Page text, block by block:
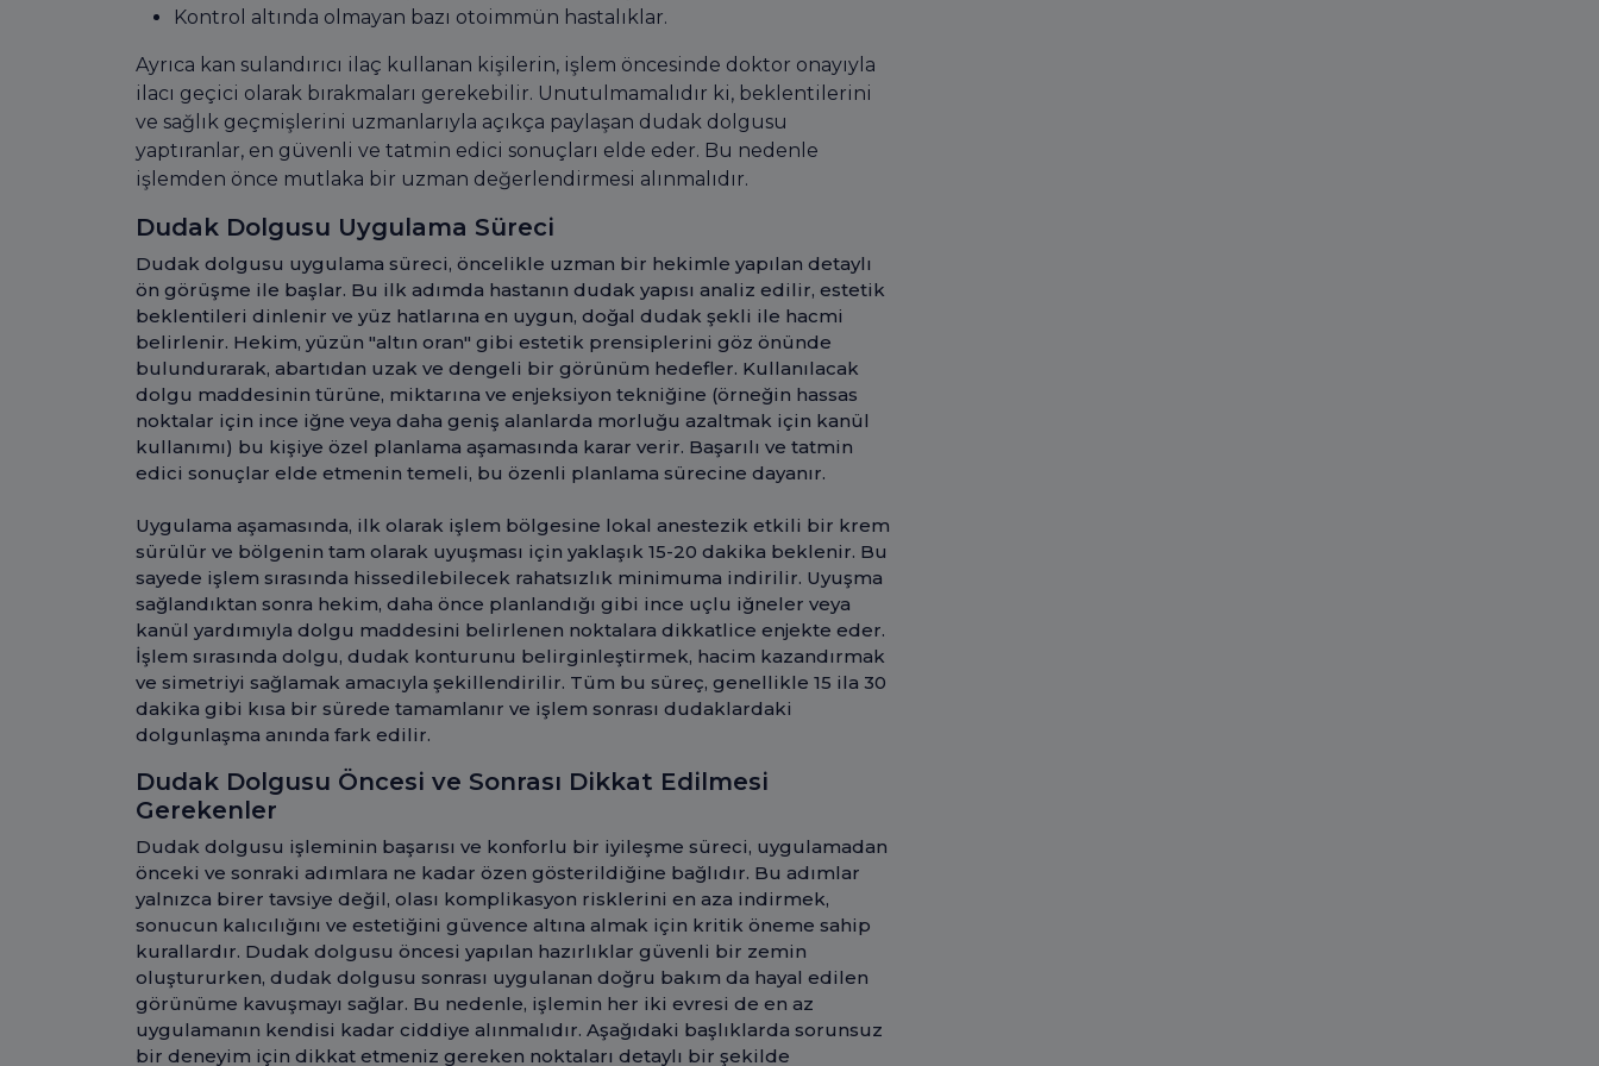
Kontrol altında olmayan bazı otoimmün hastalıklar.
Ayrıca kan sulandırıcı ilaç kullanan kişilerin, işlem öncesinde doktor onayıyla
ilacı geçici olarak bırakmaları gerekebilir. Unutulmamalıdır ki, beklentilerini
ve sağlık geçmişlerini uzmanlarıyla açıkça paylaşan dudak dolgusu
yaptıranlar, en güvenli ve tatmin edici sonuçları elde eder. Bu nedenle
işlemden önce mutlaka bir uzman değerlendirmesi alınmalıdır.
Dudak Dolgusu Uygulama Süreci
Dudak dolgusu uygulama süreci, öncelikle uzman bir hekimle yapılan detaylı
ön görüşme ile başlar. Bu ilk adımda hastanın dudak yapısı analiz edilir, estetik
beklentileri dinlenir ve yüz hatlarına en uygun, doğal dudak şekli ile hacmi
belirlenir. Hekim, yüzün "altın oran" gibi estetik prensiplerini göz önünde
bulundurarak, abartıdan uzak ve dengeli bir görünüm hedefler. Kullanılacak
dolgu maddesinin türüne, miktarına ve enjeksiyon tekniğine (örneğin hassas
noktalar için ince iğne veya daha geniş alanlarda morluğu azaltmak için kanül
kullanımı) bu kişiye özel planlama aşamasında karar verir. Başarılı ve tatmin
edici sonuçlar elde etmenin temeli, bu özenli planlama sürecine dayanır.
Uygulama aşamasında, ilk olarak işlem bölgesine lokal anestezik etkili bir krem
sürülür ve bölgenin tam olarak uyuşması için yaklaşık 15-20 dakika beklenir. Bu
sayede işlem sırasında hissedilebilecek rahatsızlık minimuma indirilir. Uyuşma
sağlandıktan sonra hekim, daha önce planlandığı gibi ince uçlu iğneler veya
kanül yardımıyla dolgu maddesini belirlenen noktalara dikkatlice enjekte eder.
İşlem sırasında dolgu, dudak konturunu belirginleştirmek, hacim kazandırmak
ve simetriyi sağlamak amacıyla şekillendirilir. Tüm bu süreç, genellikle 15 ila 30
dakika gibi kısa bir sürede tamamlanır ve işlem sonrası dudaklardaki
dolgunlaşma anında fark edilir.
Dudak Dolgusu Öncesi ve Sonrası Dikkat Edilmesi
Gerekenler
Dudak dolgusu işleminin başarısı ve konforlu bir iyileşme süreci, uygulamadan
önceki ve sonraki adımlara ne kadar özen gösterildiğine bağlıdır. Bu adımlar
yalnızca birer tavsiye değil, olası komplikasyon risklerini en aza indirmek,
sonucun kalıcılığını ve estetiğini güvence altına almak için kritik öneme sahip
kurallardır. Dudak dolgusu öncesi yapılan hazırlıklar güvenli bir zemin
oluştururken, dudak dolgusu sonrası uygulanan doğru bakım da hayal edilen
görünüme kavuşmayı sağlar. Bu nedenle, işlemin her iki evresi de en az
uygulamanın kendisi kadar ciddiye alınmalıdır. Aşağıdaki başlıklarda sorunsuz
bir deneyim için dikkat etmeniz gereken noktaları detaylı bir şekilde